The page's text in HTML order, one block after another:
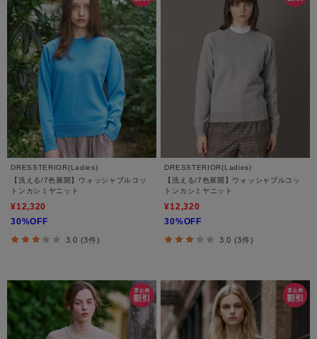
DRESSTERIOR(Ladies)
【洗える/7色展開】ウォッシャブルコッ
トンカシミヤニット
¥12,320
30%OFF
3.0 (3件)
DRESSTERIOR(Ladies)
【洗える/7色展開】ウォッシャブルコッ
トンカシミヤニット
¥12,320
30%OFF
3.0 (3件)